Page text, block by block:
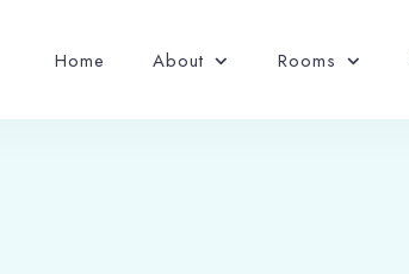
Home About Rooms